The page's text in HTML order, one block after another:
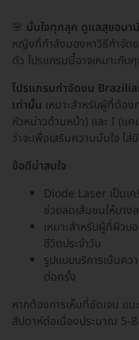
🌸 มั่นใจทุกลุค ดูแลสุขอนา
หญิงที่กำลังมองหาวิธีกำจัด
ตัว โปรแกรมนี้อาจเหมาะกับ
โปรแกรมกำจัดขน
เท่านั้น เหมาะสำหรับผู้ที่ต้อ
หัวหน่าวด้านหน้า) และ I (แ
ว่าจะเพื่อเสริมความมั่นใจ
ข้อดีน่าสนใจ
Diode Laser เป็นเ
ช่วยลดเส้นขนให้บาง
เหมาะสำหรับผู้ที่ผิว
ชีวิตประจำวัน
รูปแบบบริการเน้นคว
ต่อครั้ง
หากต้องการเห็นที่ชัดเจน แน
สัปดาห์ต่อเนื่องประมาณ 5-